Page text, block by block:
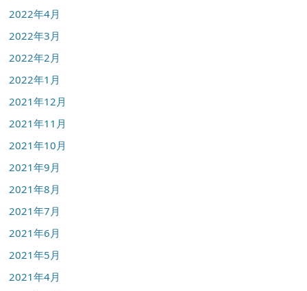
2022年4月
2022年3月
2022年2月
2022年1月
2021年12月
2021年11月
2021年10月
2021年9月
2021年8月
2021年7月
2021年6月
2021年5月
2021年4月